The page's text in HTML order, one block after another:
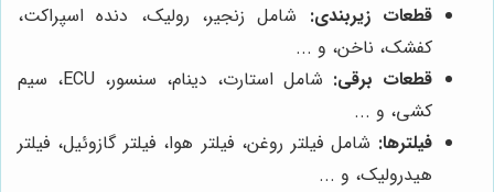
قطعات زیربندی: شامل زنجیر، رولیک، دنده اسپراکت،
کفشک، ناخن، و ...
قطعات برقی:
شامل استارت، دینام، سنسور، ECU، سیم
کشی، و ...
فیلترها: شامل فیلتر روغن، فیلتر هوا، فیلتر گازوئیل، فیلتر
هیدرولیک، و ...